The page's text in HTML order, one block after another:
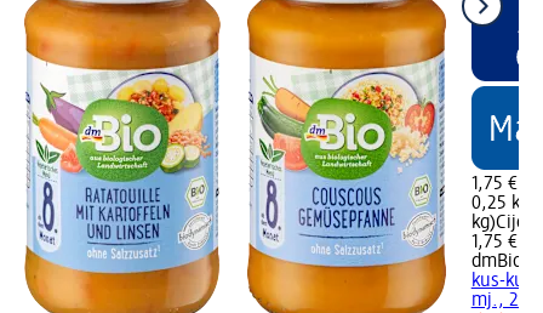
1,75 €
0,25 kg
kg)
1,75 €
dmBio
kus-
mj., 250